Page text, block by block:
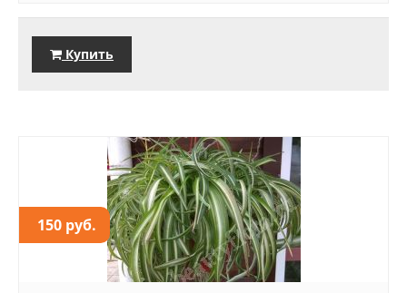
Купить
150 руб.